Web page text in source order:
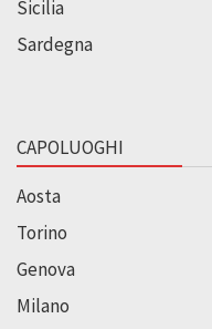
Sicilia
Sardegna
CAPOLUOGHI
Aosta
Torino
Genova
Milano